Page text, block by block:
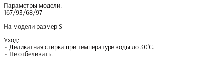
Параметры модели:
167/93/68/97
На модели размер S
Уход:
⁃ Деликатная стирка при температуре воды до 30'С.
⁃ Не отбеливать.